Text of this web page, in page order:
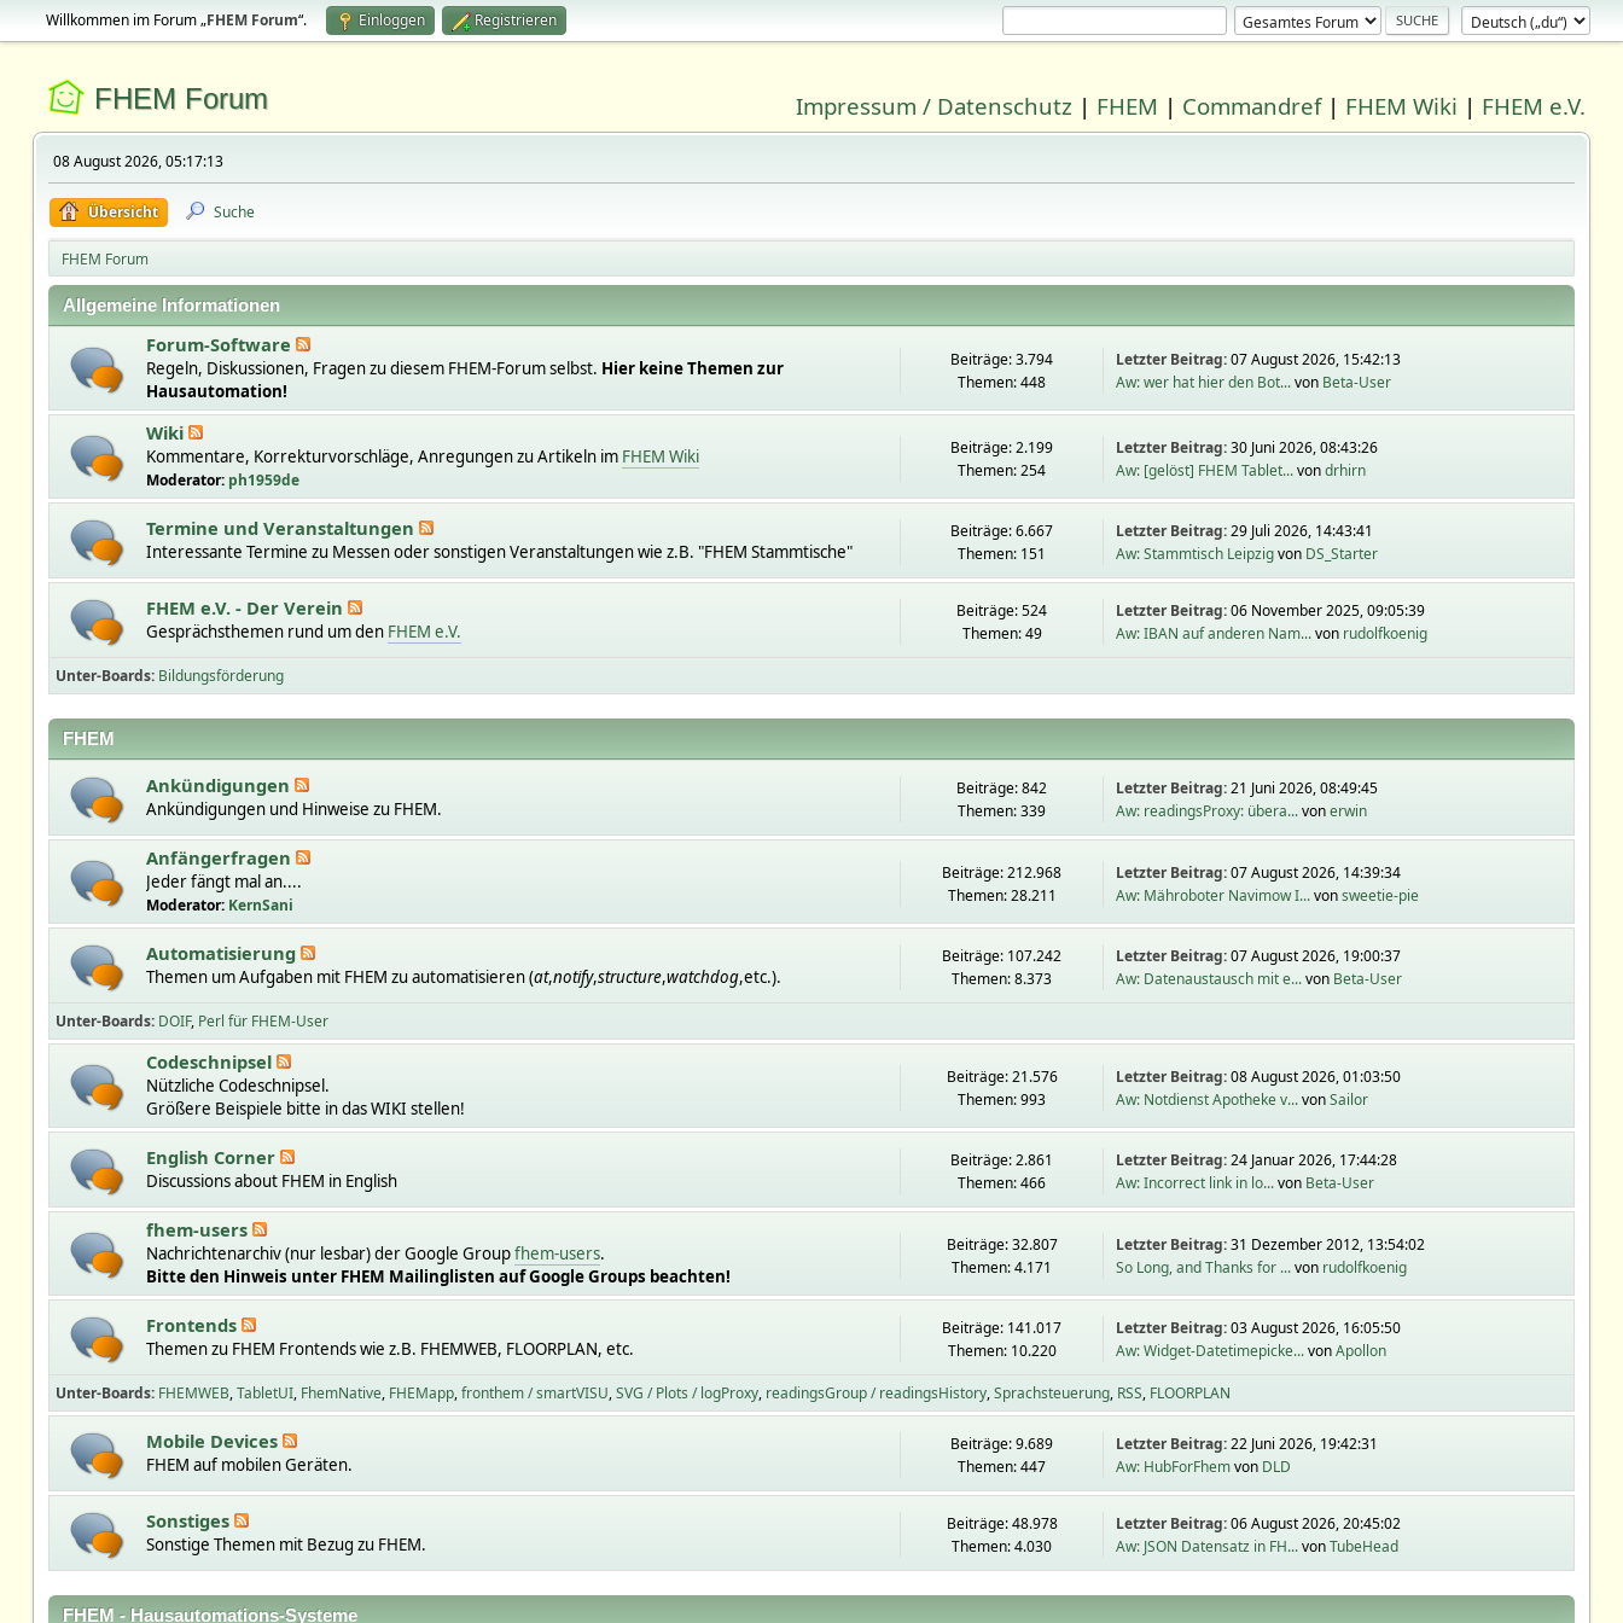
Willkommen im Forum „FHEM Forum“. Einloggen Registrieren
FHEM Forum Impressum / Datenschutz | FHEM | Commandref| FHEM Wiki | FHEM e.V.
08 August 2026, 05:17:13
Übersicht Suche
FHEM Forum
Allgemeine Informationen
Forum-Software
Regeln, Diskussionen, Fragen zu diesem FHEM-Forum selbst. Hier keine Themen zur
Hausautomation!
Beiträge: 3.794
Themen: 448
Letzter Beitrag:07 August 2026, 15:42:13
Aw: wer hat hier den Bot...von Beta-User
Wiki
Kommentare, Korrekturvorschläge, Anregungen zu Artikeln im FHEM Wiki
Moderator: ph1959de
Beiträge: 2.199
Themen: 254
Letzter Beitrag:30 Juni 2026, 08:43:26
Aw: [gelöst] FHEM Tablet...vondrhirn
Termine und Veranstaltungen
Interessante Termine zu Messen oder sonstigen Veranstaltungen wie z.B. "FHEM Stammtische"
Beiträge: 6.667
Themen: 151
Letzter Beitrag:29 Juli 2026, 14:43:41
Aw: Stammtisch Leipzigvon DS_Starter
FHEM e.V. - Der Verein
Gesprächsthemen rund um den FHEM e.V.
Beiträge: 524
Themen: 49
Letzter Beitrag:06 November 2025, 09:05:39
Aw: IBAN auf anderen Nam...von rudolfkoenig
Unter-Boards Bildungsförderung
FHEM
Ankündigungen
Ankündigungen und Hinweise zu FHEM.
Beiträge: 842
Themen: 339
Letzter Beitrag:21 Juni 2026, 08:49:45
Aw: readingsProxy: übera...vonerwin
Anfängerfragen
Jeder fängt mal an....
Moderator: KernSani
Beiträge: 212.968
Themen: 28.211
Letzter Beitrag:07 August 2026, 14:39:34
Aw: Mähroboter Navimow I...vonsweetie-pie
Automatisierung
Themen um Aufgaben mit FHEM zu automatisieren (at,notify,structure,watchdog,etc.).
Beiträge: 107.242
Themen: 8.373
Letzter Beitrag:07 August 2026, 19:00:37
Aw: Datenaustausch mit e...von Beta-User
Unter-Boards DOIF Perl für FHEM-User
Codeschnipsel
Nützliche Codeschnipsel.
Größere Beispiele bitte in das WIKI stellen!
Beiträge: 21.576
Themen: 993
Letzter Beitrag:08 August 2026, 01:03:50
Aw: Notdienst Apotheke v...vonSailor
English Corner
Discussions about FHEM in English
Beiträge: 2.861
Themen: 466
Letzter Beitrag:24 Januar 2026, 17:44:28
Aw: Incorrect link in lo...von Beta-User
fhem-users
Nachrichtenarchiv (nur lesbar) der Google Groupfhem-users.
Bitte den Hinweis unter FHEM Mailinglisten auf Google Groups beachten!
Beiträge: 32.807
Themen: 4.171
Letzter Beitrag:31 Dezember 2012, 13:54:02
So Long, and Thanks for ...von rudolfkoenig
Frontends
Themen zu FHEM Frontends wie z.B. FHEMWEB, FLOORPLAN, etc.
Beiträge: 141.017
Themen: 10.220
Letzter Beitrag:03 August 2026, 16:05:50
Aw: Widget-Datetimepicke...vonApollon
Unter-Boards FHEMWEB TabletUI FhemNative FHEMapp fronthem / smartVISU SVG / Plots / logProxy readingsGroup / readingsHistory Sprachsteuerung RSS FLOORPLAN
Mobile Devices
FHEM auf mobilen Geräten.
Beiträge: 9.689
Themen: 447
Letzter Beitrag:22 Juni 2026, 19:42:31
Aw: HubForFhemvon DLD
Sonstiges
Sonstige Themen mit Bezug zu FHEM.
Beiträge: 48.978
Themen: 4.030
Letzter Beitrag:06 August 2026, 20:45:02
Aw: JSON Datensatz in FH...vonTubeHead
FHEM - Hausautomations-Systeme